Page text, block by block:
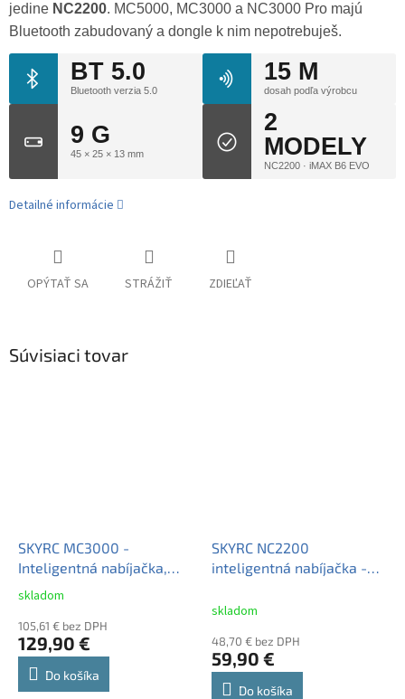
jedine NC2200. MC5000, MC3000 a NC3000 Pro majú
Bluetooth zabudovaný a dongle k nim nepotrebuješ.
BT 5.0
Bluetooth verzia 5.0
15 M
dosah podľa výrobcu
9 G
45 × 25 × 13 mm
2
MODELY
NC2200 · iMAX B6 EVO
Detailné informácie
OPÝTAŤ SA STRÁŽIŤ ZDIEĽAŤ
Súvisiaci tovar
SKYRC MC3000 -
Inteligentná nabíjačka,
analyzér BT + PC Verzia
Priemerné
produktu
je
4,7
skladom
105,61 € bez DPH
129,90 €
Do košíka
SKYRC NC2200
inteligentná nabíjačka -
skladom
48,70 € bez DPH
59,90 €
Do košíka